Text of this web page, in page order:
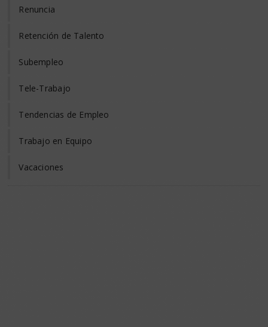
Renuncia
Retención de Talento
Subempleo
Tele-Trabajo
Tendencias de Empleo
Trabajo en Equipo
Vacaciones